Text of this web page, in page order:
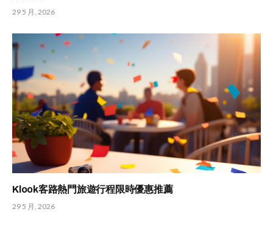
29 5 月, 2026
Klook客路熱門旅遊行程限時優惠推薦
29 5 月, 2026